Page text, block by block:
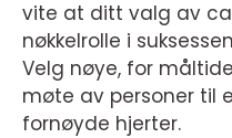
vite at ditt valg av
nøkkelrolle i
Velg nøye, for
møte av personer til
fornøyde hjerter.